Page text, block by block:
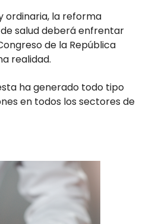
ordinaria, la reforma
salud deberá enfrentar
de la República
realidad.
ha generado todo tipo
en todos los sectores de